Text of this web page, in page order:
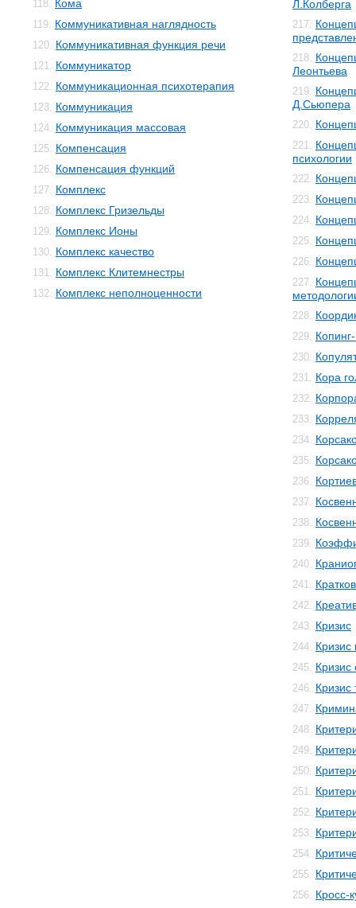
118. Кома
119. Коммуникативная наглядность
120. Коммуникативная функция речи
121. Коммуникатор
122. Коммуникационная психотерапия
123. Коммуникация
124. Коммуникация массовая
125. Компенсация
126. Компенсация функций
127. Комплекс
128. Комплекс Гризельды
129. Комплекс Ионы
130. Комплекс качество
131. Комплекс Клитемнестры
132. Комплекс неполноценности
Л.Колберга
217.
218.
Леонтьева
219.
Д.Сьюпера
220.
221.
психологии
222.
223.
224.
225.
226.
227.
228.
229.
230.
231. Кора
232.
233.
234.
235.
236.
237.
238.
239.
240.
241.
242.
243. Кризис
244. Кризис
245. Кризис
246. Кризис
247.
248.
249.
250.
251.
252.
253.
254.
255.
256. Кросс-